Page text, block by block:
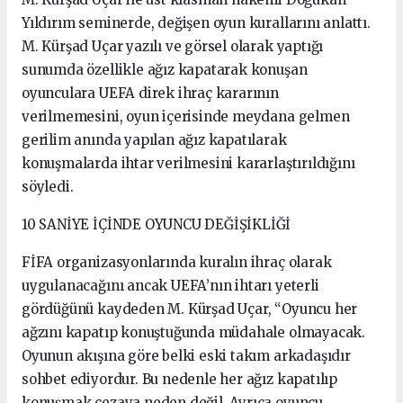
Yıldırım seminerde, değişen oyun kurallarını anlattı.
M. Kürşad Uçar yazılı ve görsel olarak yaptığı
sunumda özellikle ağız kapatarak konuşan
oyunculara UEFA direk ihraç kararının
verilmemesini, oyun içerisinde meydana gelmen
gerilim anında yapılan ağız kapatılarak
konuşmalarda ihtar verilmesini kararlaştırıldığını
söyledi.
10 SANİYE İÇİNDE OYUNCU DEĞİŞİKLİĞİ
FİFA organizasyonlarında kuralın ihraç olarak
uygulanacağını ancak UEFA’nın ihtarı yeterli
gördüğünü kaydeden M. Kürşad Uçar, “Oyuncu her
ağzını kapatıp konuştuğunda müdahale olmayacak.
Oyunun akışına göre belki eski takım arkadaşıdır
sohbet ediyordur. Bu nedenle her ağız kapatılıp